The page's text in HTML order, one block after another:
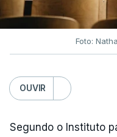
Foto:
OUVIR
Segundo o Instituto